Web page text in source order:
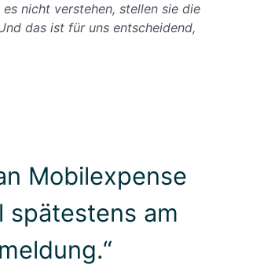
nicht verstehen, stellen sie die
das ist für uns entscheidend,
Mobilexpense
spätestens am